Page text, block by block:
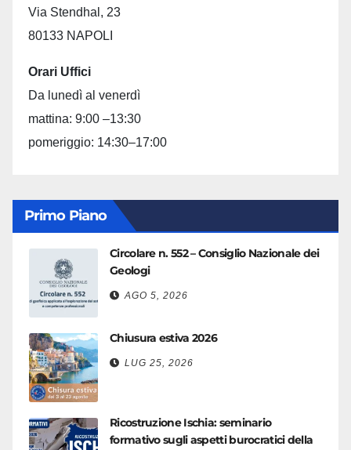
Via Stendhal, 23
80133 NAPOLI
Orari Uffici
Da lunedì al venerdì
mattina: 9:00 –13:30
pomeriggio: 14:30–17:00
Primo Piano
Circolare n. 552 – Consiglio Nazionale dei
Geologi
AGO 5, 2026
Chiusura estiva 2026
LUG 25, 2026
Ricostruzione Ischia: seminario
formativo sugli aspetti burocratici della